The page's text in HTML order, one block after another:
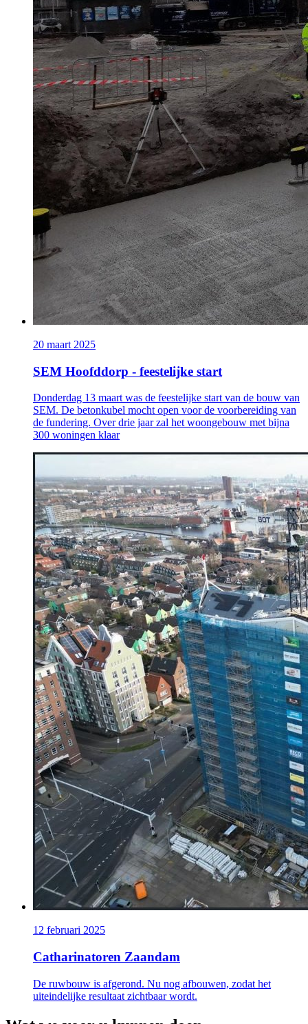
20 maart 2025
SEM Hoofddorp - feestelijke start
Donderdag 13 maart was de feestelijke start van de bouw van
SEM. De betonkubel mocht open voor de voorbereiding van
de fundering. Over drie jaar zal het woongebouw met bijna
300 woningen klaar
12 februari 2025
Catharinatoren Zaandam
De ruwbouw is afgerond. Nu nog afbouwen, zodat het
uiteindelijke resultaat zichtbaar wordt.